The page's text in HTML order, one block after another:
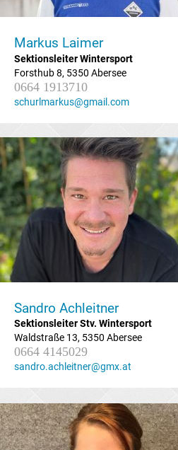
Markus Laimer
SektionsleiterWintersport
Forsthub 8, 5350 Abersee
0664 1913710
schurlmarkus@gmail.com
Sandro Achleitner
Sektionsleiter Stv. Wintersport
Waldstraße 13, 5350 Abersee
0664 4145029
sandro.achleitner@gmx.at